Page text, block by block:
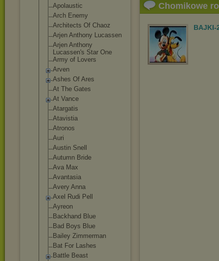
Apolaustic
Arch Enemy
Architects Of Chaoz
Arjen Anthony Lucassen
Arjen Anthony
Lucassen's Star One
Army of Lovers
Arven
Ashes Of Ares
At The Gates
At Vance
Atargatis
Atavistia
Atronos
Auri
Austin Snell
Autumn Bride
Ava Max
Avantasia
Avery Anna
Axel Rudi Pell
Ayreon
Backhand Blue
Bad Boys Blue
Bailey Zimmerman
Bat For Lashes
Battle Beast
Chomikowe
BAJKI-